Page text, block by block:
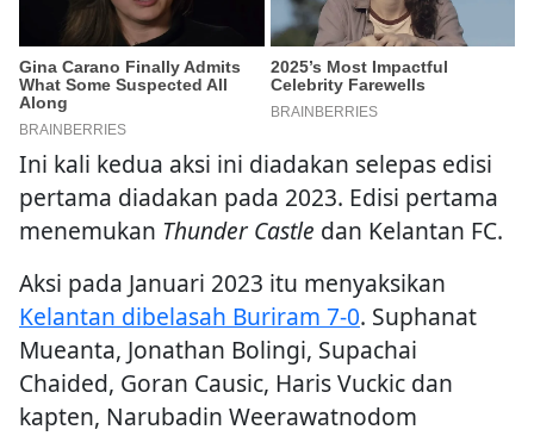
Ini kali kedua aksi ini diadakan selepas edisi
pertama diadakan pada 2023. Edisi pertama
menemukan Thunder Castle dan Kelantan FC.
Aksi pada Januari 2023 itu menyaksikan
Kelantan dibelasah Buriram 7-0. Suphanat
Mueanta, Jonathan Bolingi, Supachai
Chaided, Goran Causic, Haris Vuckic dan
kapten, Narubadin Weerawatnodom